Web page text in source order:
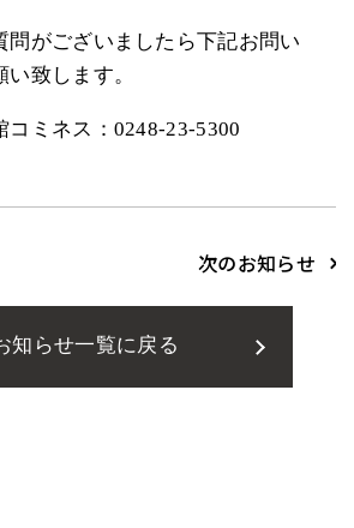
問がございましたら下記お問い
致します。
コミネス：0248-23-5300
次のお知らせ
知らせ一覧に戻る